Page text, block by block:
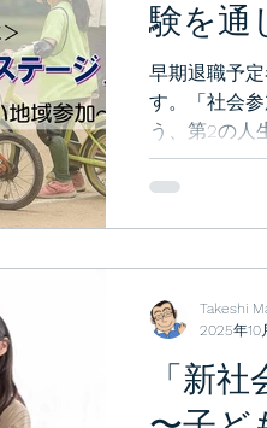
験を通
参加」
早期退職予
す。「社会
う、第2の人
のプログラ
体験を通し
「新
Takeshi
2025年10